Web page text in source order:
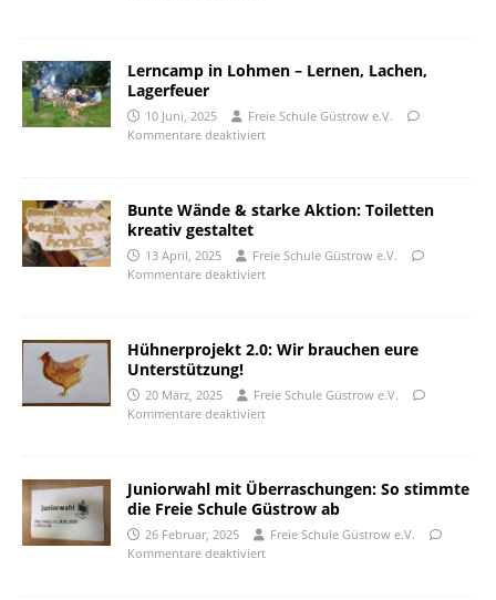
Lerncamp in Lohmen – Lernen, Lachen,
Lagerfeuer
10 Juni, 2025
Freie Schule Güstrow e.V.
Kommentare deaktiviert
Bunte Wände & starke Aktion: Toiletten
kreativ gestaltet
13 April, 2025
Freie Schule Güstrow e.V.
Kommentare deaktiviert
Hühnerprojekt 2.0: Wir brauchen eure
Unterstützung!
20 März, 2025
Freie Schule Güstrow e.V.
Kommentare deaktiviert
Juniorwahl mit Überraschungen: So stimmte
die Freie Schule Güstrow ab
26 Februar, 2025
Freie Schule Güstrow e.V.
Kommentare deaktiviert